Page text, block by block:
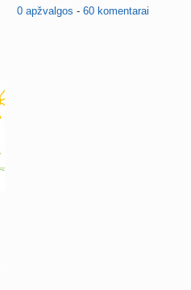
0 apžvalgos - 60 komentarai